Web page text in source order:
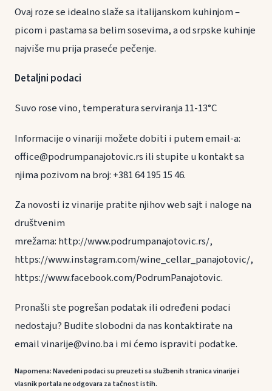
Ovaj roze se idealno slaže sa italijanskom kuhinjom –
picom i pastama sa belim sosevima, a od srpske kuhinje
najviše mu prija praseće pečenje.
Detaljni podaci
Suvo rose vino, temperatura serviranja 11-13°C
Informacije o vinariji možete dobiti i putem email-a:
office@podrumpanajotovic.rs ili stupite u kontakt sa
njima pozivom na broj: +381 64 195 15 46.
Za novosti iz vinarije pratite njihov web sajt i naloge na
društvenim
mrežama: http://www.podrumpanajotovic.rs/,
https://www.instagram.com/wine_cellar_panajotovic/,
https://www.facebook.com/PodrumPanajotovic.
Pronašli ste pogrešan podatak ili određeni podaci
nedostaju? Budite slobodni da nas kontaktirate na
email vinarije@vino.ba i mi ćemo ispraviti podatke.
Napomena: Navedeni podaci su preuzeti sa službenih stranica vinarije i
vlasnik portala ne odgovara za tačnost istih.